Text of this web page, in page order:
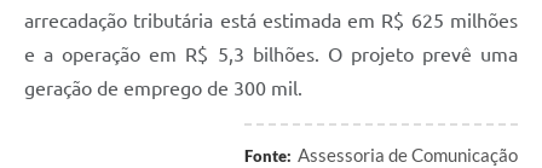
arrecadação tributária está estimada em R$ 625 milhões
e a operação em R$ 5,3 bilhões. O projeto prevê uma
geração de emprego de 300 mil.
Fonte: Assessoria de Comunicação